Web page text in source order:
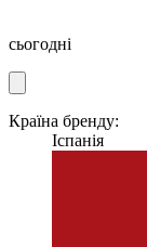
сьогодні
Країна бренду:
Іспанія